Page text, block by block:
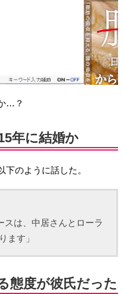
…？
年に結婚か
のように話した。
スは、中居さんとローラ
ます」
態度が彼氏だった